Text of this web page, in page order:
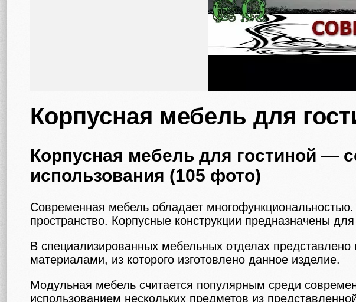
Корпусная мебель для
Корпусная мебель для гостиной —
использования (105 фото)
Современная мебель обладает
пространство. Корпусные конструкции предназначены
В специализированных мебельных отделах
материалами, из которого изготовлено данное изделие.
Модульная мебель считается популярным среди
использованием нескольких предметов из